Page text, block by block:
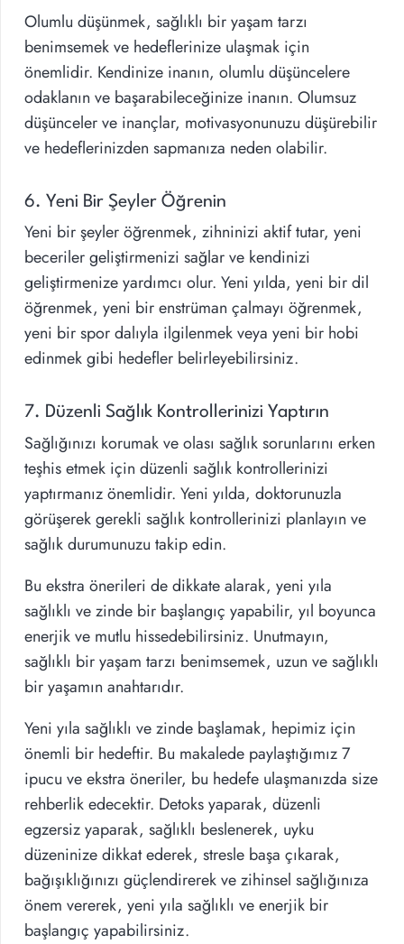
Olumlu düşünmek, sağlıklı bir yaşam tarzı
benimsemek ve hedeflerinize ulaşmak için
önemlidir. Kendinize inanın, olumlu düşüncelere
odaklanın ve başarabileceğinize inanın. Olumsuz
düşünceler ve inançlar, motivasyonunuzu düşürebilir
ve hedeflerinizden sapmanıza neden olabilir.
6. Yeni Bir Şeyler Öğrenin
Yeni bir şeyler öğrenmek, zihninizi aktif tutar, yeni
beceriler geliştirmenizi sağlar ve kendinizi
geliştirmenize yardımcı olur. Yeni yılda, yeni bir dil
öğrenmek, yeni bir enstrüman çalmayı öğrenmek,
yeni bir spor dalıyla ilgilenmek veya yeni bir hobi
edinmek gibi hedefler belirleyebilirsiniz.
7. Düzenli Sağlık Kontrollerinizi Yaptırın
Sağlığınızı korumak ve olası sağlık sorunlarını erken
teşhis etmek için düzenli sağlık kontrollerinizi
yaptırmanız önemlidir. Yeni yılda, doktorunuzla
görüşerek gerekli sağlık kontrollerinizi planlayın ve
sağlık durumunuzu takip edin.
Bu ekstra önerileri de dikkate alarak, yeni yıla
sağlıklı ve zinde bir başlangıç yapabilir, yıl boyunca
enerjik ve mutlu hissedebilirsiniz. Unutmayın,
sağlıklı bir yaşam tarzı benimsemek, uzun ve sağlıklı
bir yaşamın anahtarıdır.
Yeni yıla sağlıklı ve zinde başlamak, hepimiz için
önemli bir hedeftir. Bu makalede paylaştığımız 7
ipucu ve ekstra öneriler, bu hedefe ulaşmanızda size
rehberlik edecektir. Detoks yaparak, düzenli
egzersiz yaparak, sağlıklı beslenerek, uyku
düzeninize dikkat ederek, stresle başa çıkarak,
bağışıklığınızı güçlendirerek ve zihinsel sağlığınıza
önem vererek, yeni yıla sağlıklı ve enerjik bir
başlangıç yapabilirsiniz.